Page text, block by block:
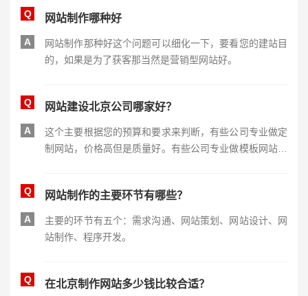
Q 网站制作哪种好
A
网站制作那种好这个问题可以细化一下，要看您的建站目
的，如果是为了获客那当然是营销型网站好。
Q 网站建设北京公司哪家好？
A
这个主要根据您的预算和要求来判断，有些公司专业做定
制网站，价格高但是质量好。有些公司专业做模板网站价
Q 网站制作的主要环节有哪些？
A
主要的环节有五个：需求沟通、网站策划、网站设计、网
站制作、程序开发。
Q 在北京制作网站多少钱比较合适？